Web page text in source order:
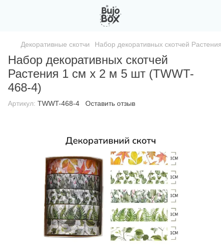
Декоративные скотчи Набор декоративных скотчей
Набор декоративных скотчей
Растения 1 см х 2 м 5 шт (TWWT-
468-4)
Артикул: TWWT-468-4 Оставить отзыв